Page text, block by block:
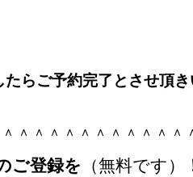
らご予約完了とさせ頂
＾＾＾＾＾＾＾＾＾＾
ご登録を （無料です）